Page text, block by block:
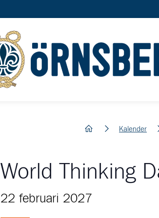
hem Kalender
World Thinking
22 februari 2027